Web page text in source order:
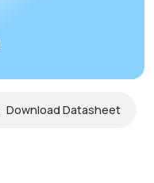
Download Datasheet